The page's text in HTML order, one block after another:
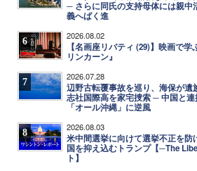
─ さらに同氏の支持母体には親中
義へばく進
6 2026.08.02
【名画座リバティ (29)】映画で
リンカーン』
7 2026.07.28
辺野古転覆事故を巡り、海保が遺
志社国際高を家宅捜索 ─ 中国と
「オール沖縄」に逆風
8 2026.08.03
米中間選挙に向けて選挙不正を
国を抑え込むトランプ【─The
ト】